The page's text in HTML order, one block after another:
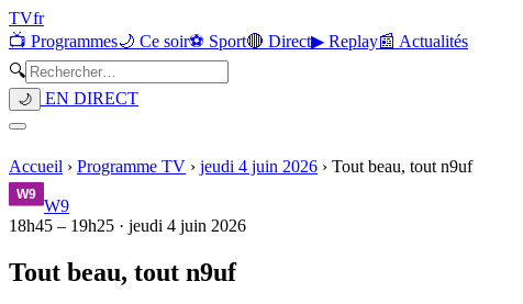
TVfr
📺 Programmes🌙 Ce soir⚽ Sport🔴 Direct▶ Replay📰 Actualités
🔍
🌙 EN DIRECT
Accueil › Programme TV › jeudi 4 juin 2026 › Tout beau, tout n9uf
W9
18h45 – 19h25 · jeudi 4 juin 2026
Tout beau, tout n9uf